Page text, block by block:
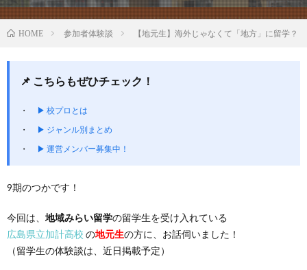
HOME 参加者体験談 【地元生】海外じゃなくて「地方」に留学？
📌 こちらもぜひチェック！
▶ 校プロとは
▶ ジャンル別まとめ
▶ 運営メンバー募集中！
9期のつかです！
今回は、 地域みらい留学の留学生を受け入れている
広島県立加計高校 の地元生の方に、お話伺いました！
（留学生の体験談は、近日掲載予定）